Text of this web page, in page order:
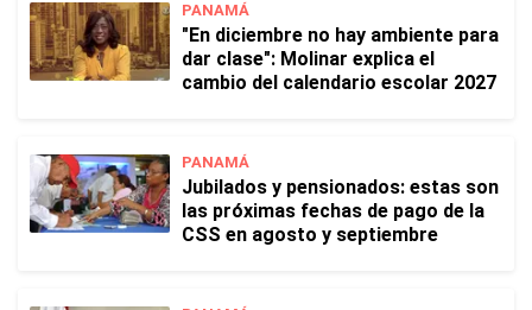
PANAMÁ
"En diciembre no hay ambiente para
dar clase": Molinar explica el
cambio del calendario escolar 2027
PANAMÁ
Jubilados y pensionados: estas son
las próximas fechas de pago de la
CSS en agosto y septiembre